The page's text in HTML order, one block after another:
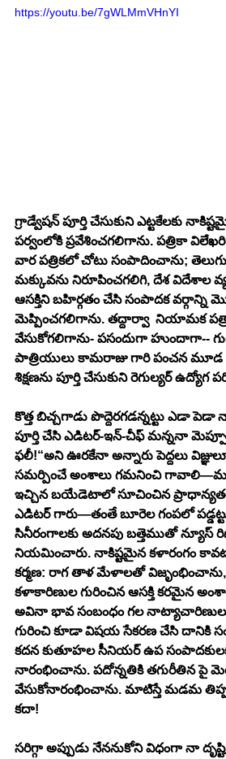
https://youtu.be/7gWLMmVHnYI
గ్రాడ్వేషన్ పూర్తి చేసుకుని ఎట్టకేలకు
పర్వంలోకి ప్రవేశించగలిగాను. పత్రికా
వార పత్రికలో చోటు సంపాదించాను;
మక్కువను నిరూపించగలిగి, దేశ విదేశాల
ఆసక్తిని బహిర్గతం చేసి సంపాదక
మెప్పించగలిగాను. తద్దార్వా  నియామక
వేసుకోగలిగాను- పసందుగా హుందాగా--
పాత్రియులు కామరాజు గారి పంచన మూడ
శిక్షణను పూర్తి చేసుకుని రెగుల్యర్ ఉద్యోగ
కొత్త బిచ్చగాడు పొద్దెరగడన్నట్టు ఎడా పెడా
పూర్తి చేసి ఎడిటర్-ఇన్-చీఫ్ మన్ననా
ఫలీ!“అని ఊరకేనా అన్నారు పెద్దలు
సమర్పించే అంశాలు గమనించి
ఇచ్చిన బయేడెటాలో సూచించిన
ఎడిటర్ గారు—తంతే బూరెల గంపలో
సినీరంగాలకు అదనపు బత్తెముతో న్యూస్
నియమించారు. నాకిష్టమైన కళారంగం
కర్మణ: రాగ తాళ మేళాలతో విజృంభించాను,
కళాకారిణుల గురించిన ఆసక్తి కరమైన
అవినా భావ సంబంధం గల
గురించి కూడా విషయ సేకరణ చేసి దానికి
కదన కుతూహల సీనియర్ ఉప
నారంభించాను. పదోన్నతికి తగురీతిన పై
వేసుకోనారంభించాను. మాటిస్తే మడమ
కదా!
సరిగ్గా అప్పుడు నేననుకోని విధంగా నా